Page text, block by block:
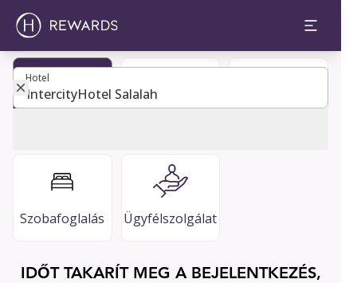
Hotel
Hotel
Szobafoglalás Ügyfélszolgálat
IDŐT TAKARÍT MEG A BEJELENTKEZÉS,